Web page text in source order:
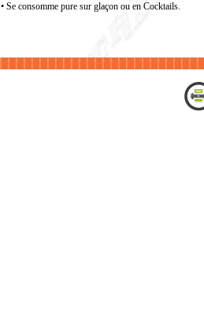
• Se consomme pure sur glaçon ou en Cocktails.